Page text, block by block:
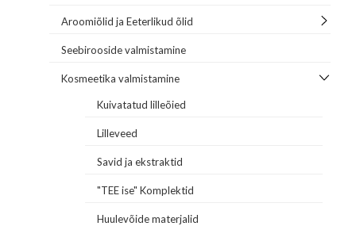
Aroomiõlid ja Eeterlikud õlid
Seebirooside valmistamine
Kosmeetika valmistamine
Kuivatatud lilleõied
Lilleveed
Savid ja ekstraktid
"TEE ise" Komplektid
Huulevõide materjalid